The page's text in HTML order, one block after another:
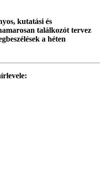
kutatási és
találkozót tervez
a héten